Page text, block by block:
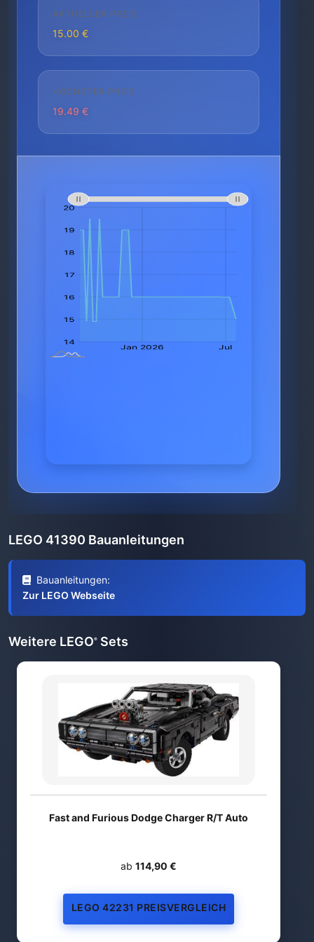
AKTUELLER PREIS
15.00 €
HÖCHSTER PREIS
19.49 €
LEGO 41390 Bauanleitungen
Bauanleitungen:
Zur LEGO Webseite
Weitere LEGO® Sets
Fast and Furious Dodge Charger R/T Auto
ab 114,90 €
LEGO 42231 PREISVERGLEICH